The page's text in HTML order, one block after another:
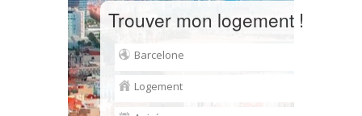
Trouver mon logement !